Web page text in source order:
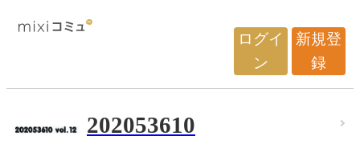
ログイ
ン
新規登
録
202053610